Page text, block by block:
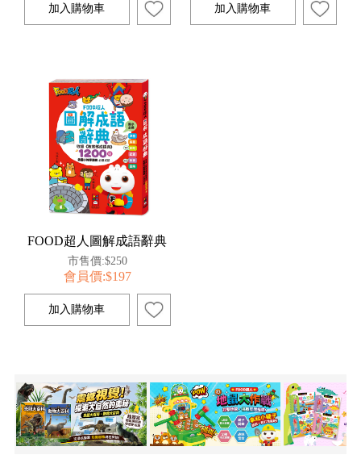
FOOD超人圖解成語辭典
市售價:$250
會員價:$197